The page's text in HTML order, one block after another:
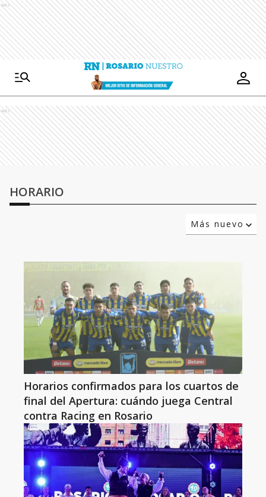
Ads
Ads
HORARIO
Más nuevo
Horarios confirmados para los cuartos de
final del Apertura: cuándo juega Central
contra Racing en Rosario